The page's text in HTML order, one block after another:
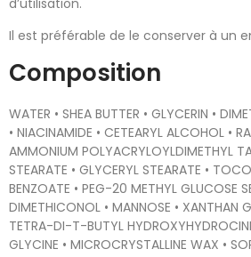
d’utilisation.
Il est préférable de le conserver à un
Composition
WATER • SHEA BUTTER • GLYCERIN •
• NIACINAMIDE • CETEARYL ALCOHOL •
AMMONIUM POLYACRYLOYLDIMETHYL
STEARATE • GLYCERYL STEARATE •
BENZOATE • PEG-20 METHYL GLUCOSE
DIMETHICONOL • MANNOSE • XANTHAN
TETRA-DI-T-BUTYL
GLYCINE • MICROCRYSTALLINE WAX •